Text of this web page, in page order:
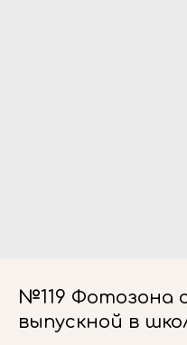
№119 Фотозона
выпускной в